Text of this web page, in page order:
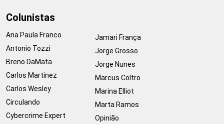
Colunistas
Ana Paula Franco
Antonio Tozzi
Breno DaMata
Carlos Martinez
Carlos Wesley
Circulando
Cybercrime Expert
Jamari França
Jorge Grosso
Jorge Nunes
Marcus Coltro
Marina Elliot
Marta Ramos
Opinião